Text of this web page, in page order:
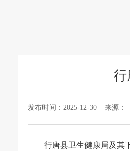
行
发布时间：2025-12-30 来源：
行唐县卫生健康局及其